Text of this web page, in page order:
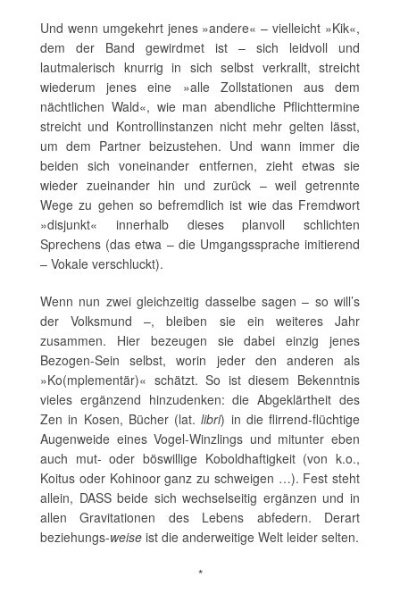
Und wenn umgekehrt jenes »andere« – vielleicht »Kik«,
dem der Band gewirdmet ist – sich leidvoll und
lautmalerisch knurrig in sich selbst verkrallt, streicht
wiederum jenes eine »alle Zollstationen aus dem
nächtlichen Wald«, wie man abendliche Pflichttermine
streicht und Kontrollinstanzen nicht mehr gelten lässt,
um dem Partner beizustehen. Und wann immer die
beiden sich voneinander entfernen, zieht etwas sie
wieder zueinander hin und zurück – weil getrennte
Wege zu gehen so befremdlich ist wie das Fremdwort
»disjunkt« innerhalb dieses planvoll schlichten
Sprechens (das etwa – die Umgangssprache imitierend
– Vokale verschluckt).
Wenn nun zwei gleichzeitig dasselbe sagen – so will’s
der Volksmund –, bleiben sie ein weiteres Jahr
zusammen. Hier bezeugen sie dabei einzig jenes
Bezogen-Sein selbst, worin jeder den anderen als
»Ko(mplementär)« schätzt. So ist diesem Bekenntnis
vieles ergänzend hinzudenken: die Abgeklärtheit des
Zen in Kosen, Bücher (lat.libri) in die flirrend-flüchtige
Augenweide eines Vogel-Winzlings und mitunter eben
auch mut- oder böswillige Koboldhaftigkeit (von k.o.,
Koitus oder Kohinoor ganz zu schweigen …). Fest steht
allein, DASS beide sich wechselseitig ergänzen und in
allen Gravitationen des Lebens abfedern. Derart
beziehungs-weise ist die anderweitige Welt leider selten.
*